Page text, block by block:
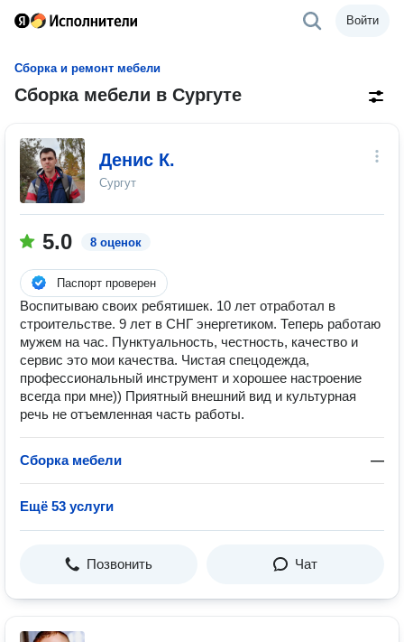
Войти
Сборка и ремонт мебели
Сборка мебели в Сургуте
Денис К.
Сургут
5.0 8 оценок
Паспорт проверен
Воспитываю своих ребятишек. 10 лет отработал в
строительстве. 9 лет в СНГ энергетиком. Теперь работаю
мужем на час. Пунктуальность, честность, качество и
сервис это мои качества. Чистая спецодежда,
профессиональный инструмент и хорошее настроение
всегда при мне)) Приятный внешний вид и культурная
речь не отъемленная часть работы.
Сборка мебели —
Ещё 53 услуги
Позвонить Чат